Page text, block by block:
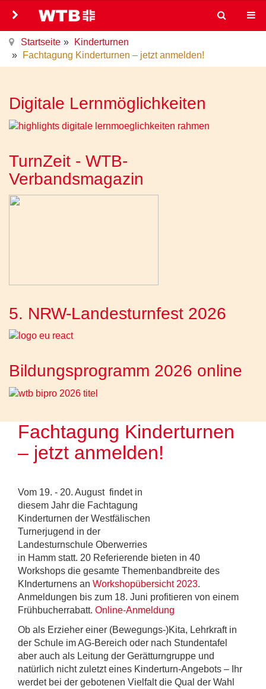
Startseite
Kinderturnen
Fachtagung Kinderturnen – jetzt anmelden!
Digitale Lernmöglichkeiten
TurnZeit - WTB-
Verbandsmagazin
5. NRW-Landesturnfest 2026
Bildungsprogramm 2026 online
Fachtagung Kinderturnen
– jetzt anmelden!
Vom 19. - 20. August findet in
diesem Jahr die Fachtagung
Kinderturnen der Westfälischen
Turnerjugend in der
Landesturnschule Oberwerries
in Hamm statt. 20 Referierende bieten in 40
Workshops die gesamte Themenbandbreite des
KInderturnens an Workshopübersicht 2023.
Anmeldungen bis zum 18. Juni profitieren von einem
Frühbucherrabatt. Online-Anmeldung
Ob als Erzieher einer (Bewegungs-)Kita, Lehrkraft in
der Schule im AG-Bereich oder nach Stundentafel
aber auch als Leitung der Gerätturngruppe und
natürlich nicht zuletzt eines Kinderturn-Angebots – Ihr
werdet bei der gebotenen Vielfalt die Qual der Wahl